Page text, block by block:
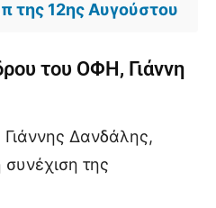
της 12ης Αυγούστου
του ΟΦΗ, Γιάννη
Γιάννης Δανδάλης,
της